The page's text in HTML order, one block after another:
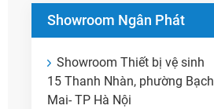
Showroom Ngân Phát
Showroom Thiết bị vệ sinh
15 Thanh Nhàn, phường Bạch
Mai- TP Hà Nội